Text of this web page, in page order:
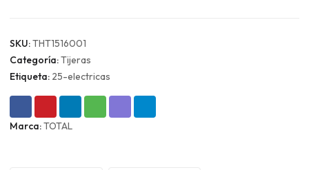
SKU:THT1516001
Categoría:Tijeras
Etiqueta: 25-electricas
Marca:TOTAL